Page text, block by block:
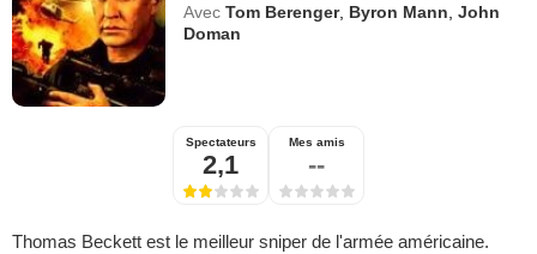
Avec Tom Berenger, Byron Mann ,John
Doman
Spectateurs
2,1
Mes amis
--
Thomas Beckett est le meilleur sniper de l'armée américaine.